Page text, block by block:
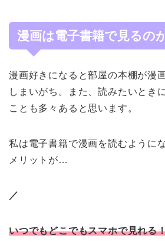
漫画は電子書籍で見るの
漫画好きになると部屋の本棚が漫
しまいがち。また、読みたいとき
ことも多々あると思います。
私は電子書籍で漫画を読むように
メリットが…
／
いつでもどこでもスマホで見れる